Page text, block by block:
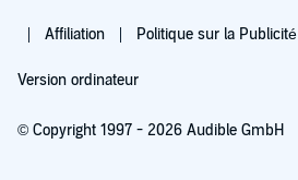
Affiliation Politique sur la Publicité
Version ordinateur
© Copyright 1997 - 2026 Audible GmbH